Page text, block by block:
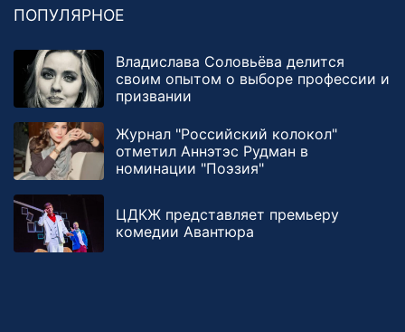
ПОПУЛЯРНОЕ
Владислава Соловьёва делится
своим опытом о выборе профессии и
призвании
Журнал "Российский колокол"
отметил Аннэтэс Рудман в
номинации "Поэзия"
ЦДКЖ представляет премьеру
комедии Авантюра